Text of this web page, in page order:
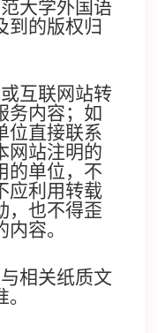
大学外国语
到的版权归
互联网站转
务内容；如
位直接联系
网站注明的
的单位，不
应利用转载
，也不得歪
容。
相关纸质文